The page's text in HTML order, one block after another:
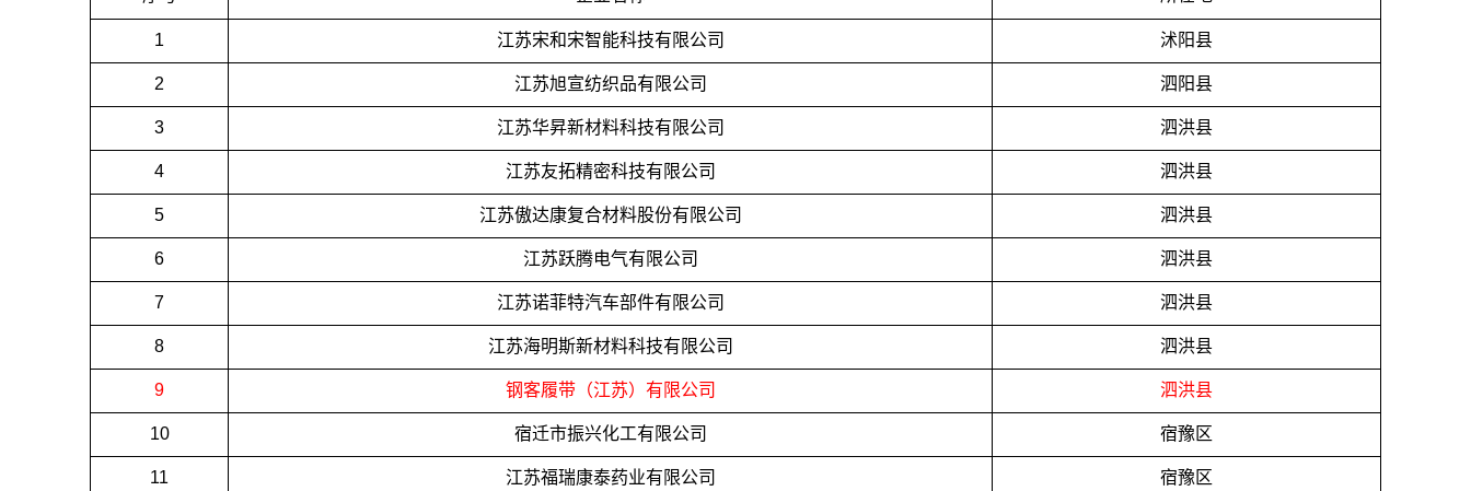
1 江苏宋和宋智能科技有限公司 沭阳县
2 江苏旭宣纺织品有限公司 泗阳县
3 江苏华昇新材料科技有限公司 泗洪县
4 江苏友拓精密科技有限公司 泗洪县
5 江苏傲达康复合材料股份有限公司 泗洪县
6 江苏跃腾电气有限公司 泗洪县
7 江苏诺菲特汽车部件有限公司 泗洪县
8 江苏海明斯新材料科技有限公司 泗洪县
9 钢客履带（江苏）有限公司 泗洪县
10 宿迁市振兴化工有限公司 宿豫区
11 江苏福瑞康泰药业有限公司 宿豫区